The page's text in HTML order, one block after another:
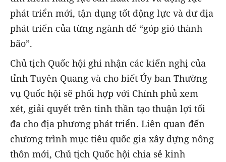
phát triển mới, tận dụng tốt động lực và dư địa
phát triển của từng ngành để “góp gió thành
bão”.
Chủ tịch Quốc hội ghi nhận các kiến nghị của
tỉnh Tuyên Quang và cho biết Ủy ban Thường
vụ Quốc hội sẽ phối hợp với Chính phủ xem
xét, giải quyết trên tinh thần tạo thuận lợi tối
đa cho địa phương phát triển. Liên quan đến
chương trình mục tiêu quốc gia xây dựng nông
thôn mới, Chủ tịch Quốc hội chia sẻ kinh